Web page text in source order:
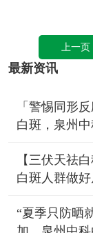
上一页
最新资讯
「警惕同形
白斑，泉州
【三伏天祛
白斑人群做
“夏季只防晒